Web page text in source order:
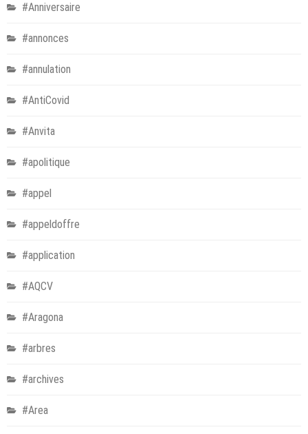
#Anniversaire
#annonces
#annulation
#AntiCovid
#Anvita
#apolitique
#appel
#appeldoffre
#application
#AQCV
#Aragona
#arbres
#archives
#Area